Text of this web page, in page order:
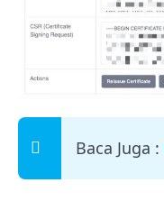
Baca Juga :